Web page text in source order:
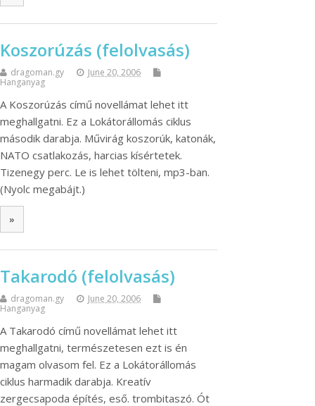
Koszorúzás (felolvasás)
dragoman.gy
June 20, 2006
Hanganyag
A Koszorúzás című novellámat lehet itt
meghallgatni. Ez a Lokátorállomás ciklus
második darabja. Művirág koszorúk, katonák,
NATO csatlakozás, harcias kísértetek.
Tizenegy perc. Le is lehet tölteni, mp3-ban.
(Nyolc megabájt.)
»
Takarodó (felolvasás)
dragoman.gy
June 20, 2006
Hanganyag
A Takarodó című novellámat lehet itt
meghallgatni, természetesen ezt is én
magam olvasom fel. Ez a Lokátorállomás
ciklus harmadik darabja. Kreatív
zergecsapoda építés, eső. trombitaszó. Ót